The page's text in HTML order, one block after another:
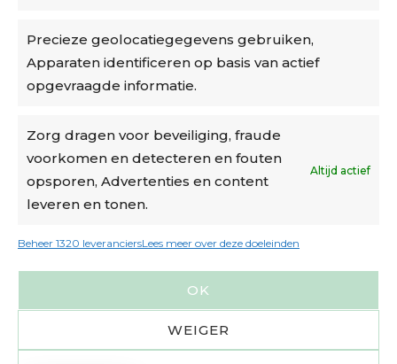
Precieze geolocatiegegevens gebruiken,
Apparaten identificeren op basis van actief
opgevraagde informatie.
Zorg dragen voor beveiliging, fraude
voorkomen en detecteren en fouten
opsporen, Advertenties en content
leveren en tonen.
Altijd actief
Beheer 1320 leveranciersLees meer over deze doeleinden
OK
WEIGER
Algemene voorwaarden
Cookiebeleid
Accountinstellingen
Verzending
€6,50-€7,50 via Bpost